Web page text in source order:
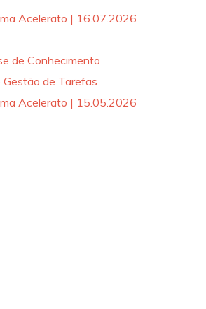
Acelerato | 16.07.2026
de Conhecimento
de Tarefas
Acelerato | 15.05.2026